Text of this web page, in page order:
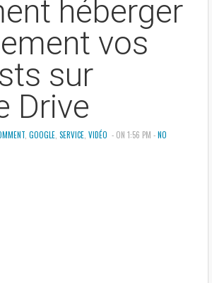
héberger
vos
sur
Drive
GOOGLE SERVICE VIDÉO - ON 1:56 PM -NO